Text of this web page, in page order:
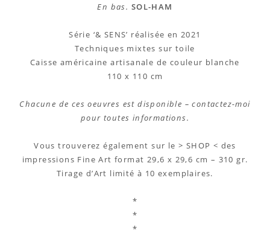
En bas. SOL-HAM
Série ‘& SENS’ réalisée en 2021
Techniques mixtes sur toile
Caisse américaine artisanale de couleur blanche
110 x 110 cm
Chacune de ces oeuvres est disponible – contactez-moi
pour toutes informations.
Vous trouverez également sur le > SHOP < des
impressions Fine Art format 29,6 x 29,6 cm – 310 gr.
Tirage d’Art limité à 10 exemplaires.
*
*
*